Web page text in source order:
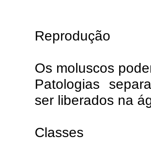
Reprodução
Os moluscos
Patologias
ser liberados na
Classes